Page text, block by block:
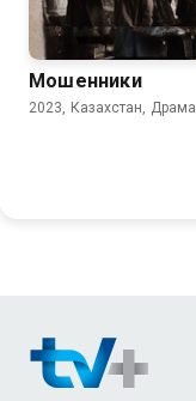
Мошенники
2023, Казахстан, Драма